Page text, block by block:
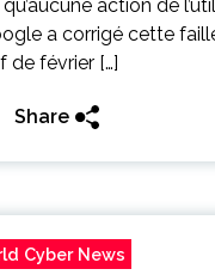
action de
a corrigé cette
de février […]
Share
Cyber News